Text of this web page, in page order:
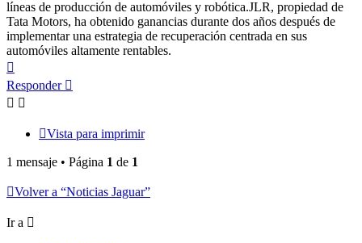
líneas de producción de automóviles y robótica.JLR, propiedad de
Tata Motors, ha obtenido ganancias durante dos años después de
implementar una estrategia de recuperación centrada en sus
automóviles altamente rentables.
Responder
Vista para imprimir
1 mensaje • Página 1 de 1
Volver a “Noticias Jaguar”
Ir a